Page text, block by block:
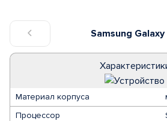
Samsung Galaxy
Материал корпуса
Процессор